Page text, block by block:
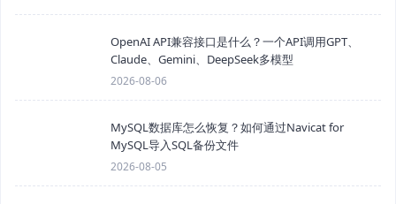
OpenAI API兼容接口是什么？一个API调用GPT、
Claude、Gemini、DeepSeek多模型
2026-08-06
MySQL数据库怎么恢复？如何通过Navicat for
MySQL导入SQL备份文件
2026-08-05